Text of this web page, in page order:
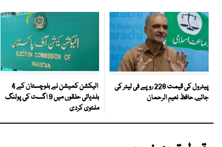
پیٹرول کی قیمت 228 روپے فی لیٹر کی
جائے، حافظ نعیم الرحمان
الیکشن کمیشن نے بلوچستان کے 4
بلدیاتی حلقوں میں 9 اگست کی پولنگ
ملتوی کردی